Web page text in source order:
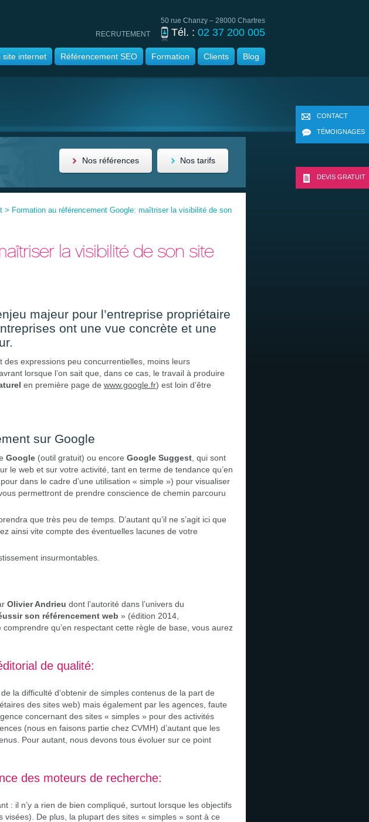
50 rue Chanzy – 28000 Chartres
RECRUTEMENT
Tél. : 02 37 200 005
site internet Référencement SEO Formation Clients Blog
CONTACT
TÉMOIGNAGES
DEVIS GRATUIT
Nos tarifs
Nos références
> Formation au référencement Google: maîtriser la visibilité de son
la visibilité de son site
majeur pour l’entreprise propriétaire
ont une vue concrète et une
expressions peu concurrentielles, moins leurs
lorsque l’on sait que, dans ce cas, le travail à produire
en première page de www.google.fr) est loin d’être
sur Google
Google (outil gratuit) ou encore Google Suggest , qui sont
le web et sur votre activité, tant en terme de tendance qu’en
dans le cadre d’une utilisation « simple ») pour visualiser
permettront de prendre conscience de chemin parcouru
que très peu de temps. D’autant qu’il ne s’agit ici que
ainsi vite compte des éventuelles lacunes de votre
insurmontables.
Olivier Andrieu dont l’autorité dans l’univers du
son référencement web » (édition 2014,
qu’en respectant cette règle de base, vous aurez
de qualité:
la difficulté d’obtenir de simples contenus de la part de
des sites web) mais également par les agences, faute
concernant des sites « simples » pour des activités
(nous en faisons partie chez CVMH) d’autant que les
Pour autant, nous devons tous évoluer sur ce point
des moteurs de recherche:
: il n’y a rien de bien compliqué, surtout lorsque les objectifs
De plus, la plupart des sites « simples » sont à ce